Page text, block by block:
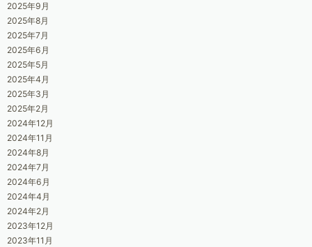
2025年9月
2025年8月
2025年7月
2025年6月
2025年5月
2025年4月
2025年3月
2025年2月
2024年12月
2024年11月
2024年8月
2024年7月
2024年6月
2024年4月
2024年2月
2023年12月
2023年11月